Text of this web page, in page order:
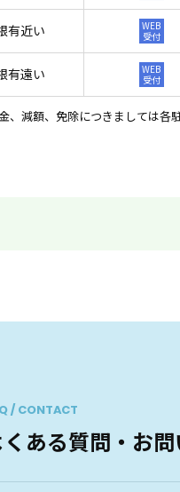
有近い
WEB
受付
有遠い
WEB
受付
、減額、免除につきましては各
/ CONTACT
くある質問・お